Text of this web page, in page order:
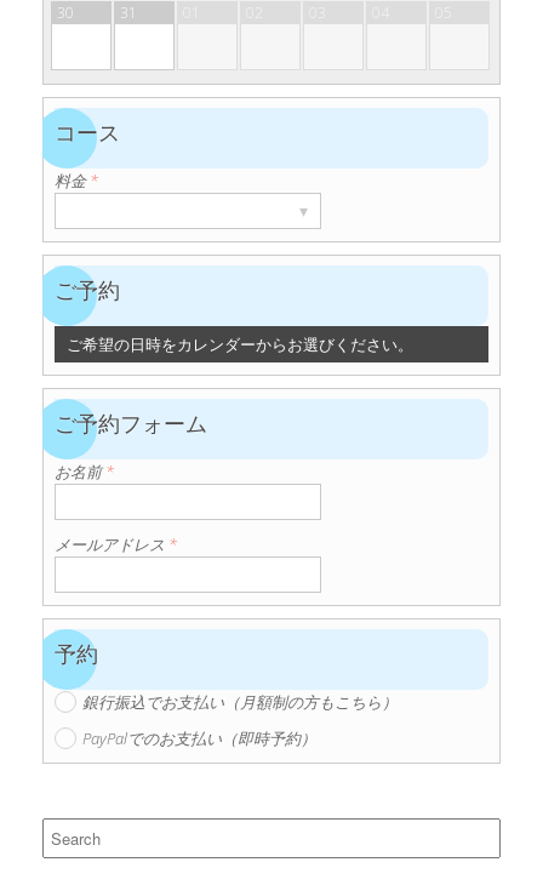
30 31
コース
料金*
▾
ご予約
ご希望の日時をカレンダーからお選びください。
ご予約フォーム
お名前*
メールアドレス *
予約
銀行振込でお支払い（月額制の方もこちら）
PayPalでのお支払い（即時予約）
Search
for: